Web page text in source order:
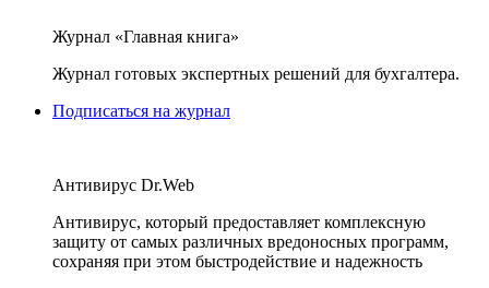
Журнал «Главная книга»
Журнал готовых экспертных решений для бухгалтера.
Подписаться на журнал
Антивирус Dr.Web
Антивирус, который предоставляет комплексную
защиту от самых различных вредоносных программ,
сохраняя при этом быстродействие и надежность